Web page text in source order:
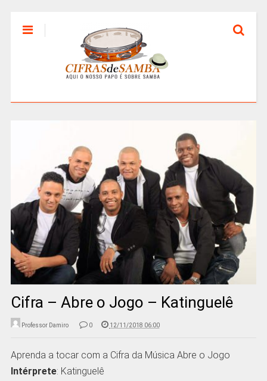
Cifra – Abre o Jogo – Katinguelê
Professor Damiro 0 12/11/2018 06:00
Aprenda a tocar com a Cifra da Música Abre o Jogo
Intérprete: Katinguelê